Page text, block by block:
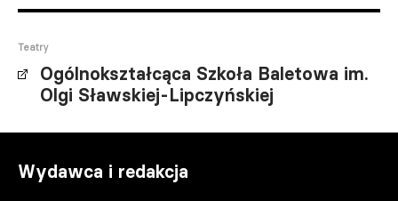
Teatry
Ogólnokształcąca Szkoła Baletowa im.
Olgi Sławskiej-Lipczyńskiej
Wydawca i redakcja